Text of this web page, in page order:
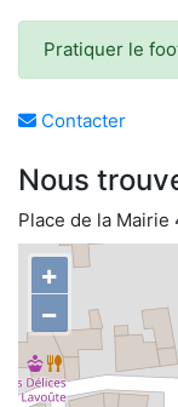
Pratiquer le
Contacter
Nous
Place de la
+
−